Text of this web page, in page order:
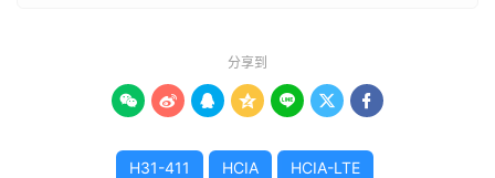
分享到
      
H31-411 HCIA HCIA-LTE